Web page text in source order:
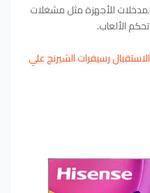
للأجهزة مثل مشغلات
رسيفرات الشيرنج علي